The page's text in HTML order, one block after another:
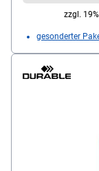
zzgl.
gesonderter